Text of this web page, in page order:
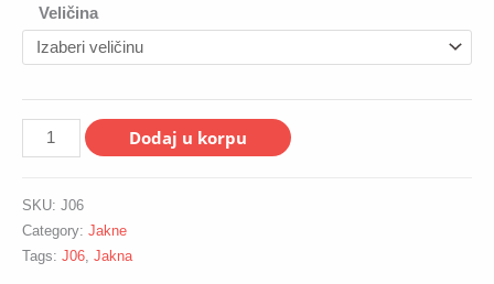
Veličina
Muška
jakna
quantity
Dodaj u korpu
SKU: J06
Category: Jakne
Tags: J06 Jakna